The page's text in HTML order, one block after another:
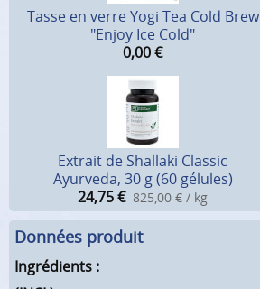
Tasse en verre Yogi Tea Cold Brew
"Enjoy Ice Cold"
0,00€
Extrait de Shallaki Classic
Ayurveda, 30 g (60 gélules)
24,75€ 825,00 € / kg
Données produit
Ingrédients :